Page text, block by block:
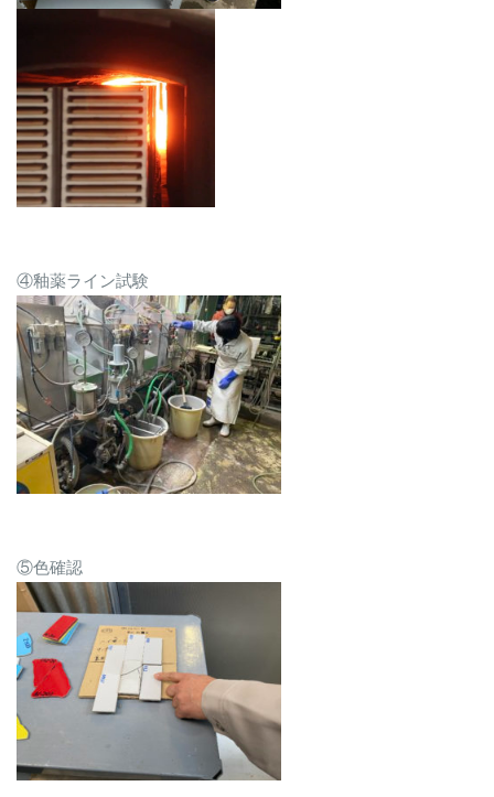
④釉薬ライン試験
⑤色確認